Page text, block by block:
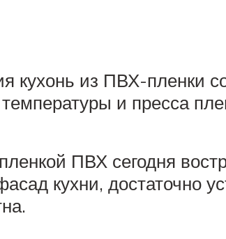
кухонь из ПВХ-пленки
и пресса
ПВХ сегодня
кухни, достаточно